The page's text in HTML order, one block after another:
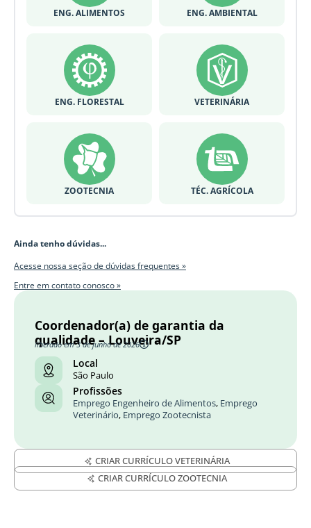
ENG. ALIMENTOS ENG. AMBIENTAL
ENG. FLORESTAL VETERINÁRIA
ZOOTECNIA TÉC. AGRÍCOLA
Ainda tenho dúvidas...
Acesse nossa seção de dúvidas frequentes »
Entre em contato conosco »
Coordenador(a) de garantia da
qualidade – Louveira/SP
liberado em 3 de junho de 2026
Local
São Paulo
Profissões
Emprego Engenheiro de Alimentos, Emprego
Veterinário, Emprego Zootecnista
CRIAR CURRÍCULO VETERINÁRIA
CRIAR CURRÍCULO ZOOTECNIA